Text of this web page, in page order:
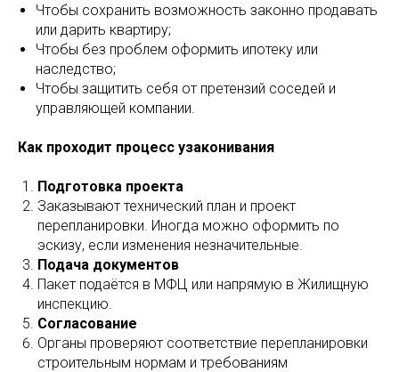
Чтобы сохранить возможность законно продавать
или дарить квартиру;
Чтобы без проблем оформить ипотеку или
наследство;
Чтобы защитить себя от претензий соседей и
управляющей компании.
Как проходит процесс узаконивания
Подготовка проекта
Заказывают технический план и проект
перепланировки. Иногда можно оформить по
эскизу, если изменения незначительные.
Подача документов
Пакет подаётся в МФЦ или напрямую в Жилищную
инспекцию.
Согласование
Органы проверяют соответствие перепланировки
строительным нормам и требованиям